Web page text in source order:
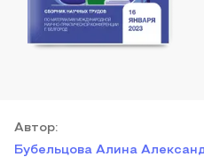
Автор:
Бубельцова Алина